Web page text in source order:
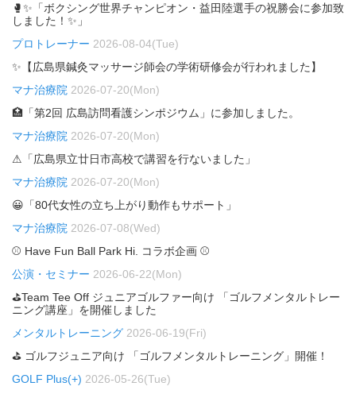
🥊✨「ボクシング世界チャンピオン・益田陸選手の祝勝会に参加致
しました！✨」
プロトレーナー 2026-08-04(Tue)
✨【広島県鍼灸マッサージ師会の学術研修会が行われました】
マナ治療院 2026-07-20(Mon)
🏥「第2回 広島訪問看護シンポジウム」に参加しました。
マナ治療院 2026-07-20(Mon)
⚠「広島県立廿日市高校で講習を行ないました」
マナ治療院 2026-07-20(Mon)
😀「80代女性の立ち上がり動作もサポート」
マナ治療院 2026-07-08(Wed)
⚾ Have Fun Ball Park Hi. コラボ企画 ⚾
公演・セミナー 2026-06-22(Mon)
⛳Team Tee Off ジュニアゴルファー向け 「ゴルフメンタルトレー
ニング講座」を開催しました
メンタルトレーニング 2026-06-19(Fri)
⛳ ゴルフジュニア向け 「ゴルフメンタルトレーニング」開催！
GOLF Plus(+) 2026-05-26(Tue)